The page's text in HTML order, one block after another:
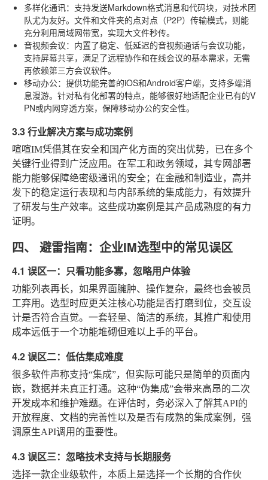
多样化通讯：支持发送Markdown格式消息和代码块，对技术团
队尤为友好。文件和文件夹的点对点（P2P）传输模式，则能
充分利用局域网带宽，实现大文件秒传。
音视频会议：内置了稳定、低延迟的音视频通话与会议功能，
支持屏幕共享，满足了远程协作和在线会议的基本需求，无需
再依赖第三方会议软件。
移动办公：提供功能完善的iOS和Android客户端，支持多端消
息漫游。针对私有化部署的特点，能够很好地适配企业已有的V
PN或内网穿透方案，保障移动办公的安全性。
3.3 行业解决方案与成功案例
喧喧IM凭借其在安全和国产化方面的突出优势，已在多个
关键行业得到广泛应用。在军工和政务领域，其专网部署
能力能够保障绝密级通讯的安全；在金融和制造业，高并
发下的稳定运行表现和与内部系统的集成能力，有效提升
了研发与生产效率。这些成功案例是其产品成熟度的有力
证明。
四、 避雷指南：企业IM选型中的常见误区
4.1 误区一：只看功能多寡，忽略用户体验
功能列表再长，如果界面臃肿、操作复杂，最终也会被员
工弃用。选型时应更关注核心功能是否打磨到位，交互设
计是否符合直觉。一套轻量、简洁的系统，其推广和使用
成本远低于一个功能堆砌但难以上手的平台。
4.2 误区二：低估集成难度
很多软件声称支持“集成”，但实际可能只是简单的页面内
嵌，数据并未真正打通。这种“伪集成”会带来高昂的二次
开发成本和维护难题。在评估时，务必深入了解其API的
开放程度、文档的完善性以及是否有成熟的集成案例，强
调原生API调用的重要性。
4.3 误区三：忽略技术支持与长期服务
选择一款企业级软件，本质上是选择一个长期的合作伙